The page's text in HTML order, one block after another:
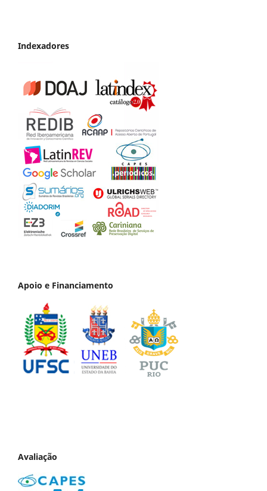
Indexadores
Apoio e Financiamento
Avaliação